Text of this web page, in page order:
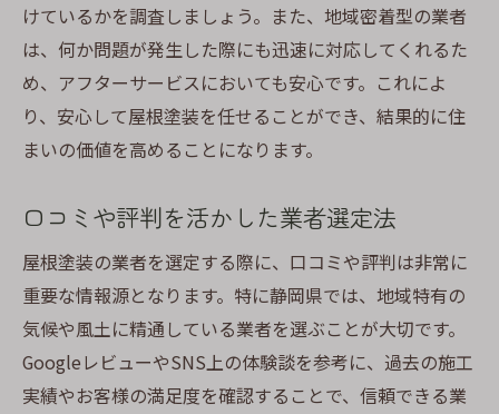
けているかを調査しましょう。また、地域密着型の業者
は、何か問題が発生した際にも迅速に対応してくれるた
め、アフターサービスにおいても安心です。これによ
り、安心して屋根塗装を任せることができ、結果的に住
まいの価値を高めることになります。
口コミや評判を活かした業者選定法
屋根塗装の業者を選定する際に、口コミや評判は非常に
重要な情報源となります。特に静岡県では、地域特有の
気候や風土に精通している業者を選ぶことが大切です。
GoogleレビューやSNS上の体験談を参考に、過去の施工
実績やお客様の満足度を確認することで、信頼できる業